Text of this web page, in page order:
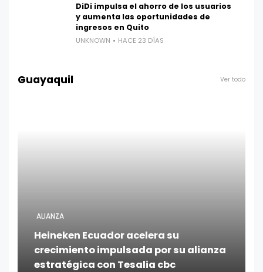
DiDi impulsa el ahorro de los usuarios
y aumenta las oportunidades de
ingresos en Quito
UNKNOWN HACE 23 DÍAS
Guayaquil Ver todo
ALIANZA
Heineken Ecuador acelera su
crecimiento impulsada por su alianza
estratégica con Tesalia cbc